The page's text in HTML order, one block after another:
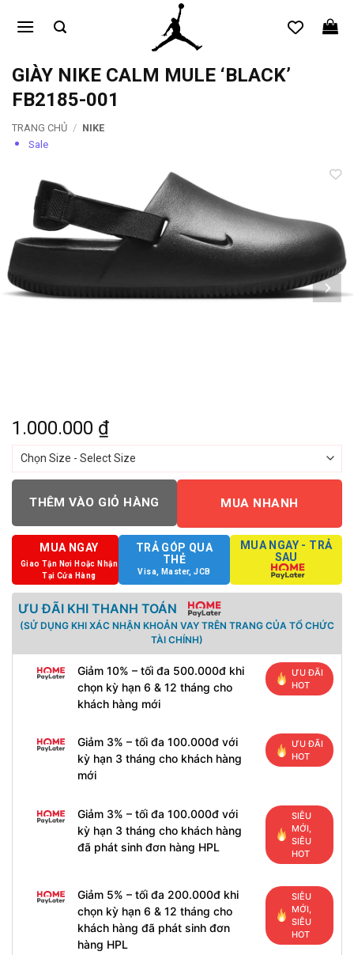
qua
dungGIÀY NIKE CALM MULE ‘BLACK’
FB2185-001
TRANG CHỦ / NIKE
Sale
wishlist
1.000.000 ₫
THÊM VÀO GIỎ HÀNG MUA NHANH
MUA NGAY
Giao Tận Nơi Hoặc Nhận
Tại Cửa Hàng
TRẢ GÓP QUA
THẺ
Visa, Master, JCB
MUA NGAY - TRẢ
SAU
ƯU ĐÃI KHI THANH TOÁN
(SỬ DỤNG KHI XÁC NHẬN KHOẢN VAY TRÊN TRANG CỦA TỔ CHỨC
TÀI CHÍNH)
Giảm 10% – tối đa 500.000đ khi
chọn kỳ hạn 6 & 12 tháng cho
khách hàng mới
ƯU ĐÃI
HOT
Giảm 3% – tối đa 100.000đ với
kỳ hạn 3 tháng cho khách hàng
mới
ƯU ĐÃI
HOT
Giảm 3% – tối đa 100.000đ với
kỳ hạn 3 tháng cho khách hàng
đã phát sinh đơn hàng HPL
SIÊU
MỚI,
SIÊU
HOT
Giảm 5% – tối đa 200.000đ khi
chọn kỳ hạn 6 & 12 tháng cho
khách hàng đã phát sinh đơn
hàng HPL
SIÊU
MỚI,
SIÊU
HOT